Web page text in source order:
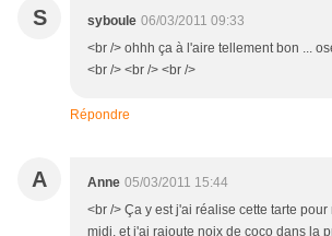
S syboule 06/03/2011 09:33
<br /> ohhh ça à l'aire tellement bon ...
<br /> <br /> <br />
Répondre
A Anne 05/03/2011 15:44
<br /> Ça y est j'ai réalise cette tarte pour
midi, et j'ai rajoute noix de coco dans la